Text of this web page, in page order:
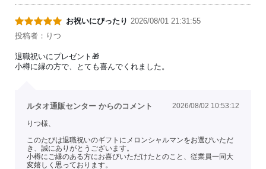
お祝いにぴったり 2026/08/01 21:31:55
投稿者：りつ
退職祝いにプレゼント🎁
小樽に縁の方で、とても喜んでくれました。
ルタオ通販センター からのコメント 2026/08/02 10:53:12
りつ様、
このたびは退職祝いのギフトにメロンシャルマンをお選びいただ
き、誠にありがとうございます。
小樽にご縁のある方にお喜びいただけたとのこと、従業員一同大
変嬉しく思っております。